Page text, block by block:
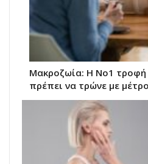
Μακροζωία: Η Νο1
πρέπει να τρώνε με